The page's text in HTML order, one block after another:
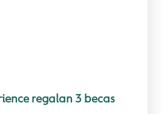
regalan 3 becas